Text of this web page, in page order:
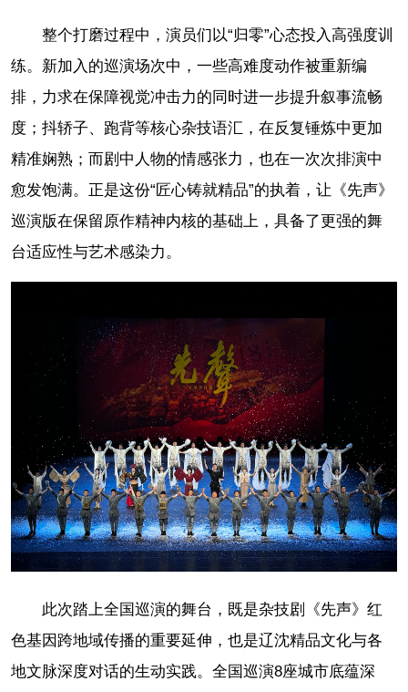
整个打磨过程中，演员们以“归零”心态投入高强度训
练。新加入的巡演场次中，一些高难度动作被重新编
排，力求在保障视觉冲击力的同时进一步提升叙事流畅
度；抖轿子、跑背等核心杂技语汇，在反复锤炼中更加
精准娴熟；而剧中人物的情感张力，也在一次次排演中
愈发饱满。正是这份“匠心铸就精品”的执着，让《先声》
巡演版在保留原作精神内核的基础上，具备了更强的舞
台适应性与艺术感染力。
此次踏上全国巡演的舞台，既是杂技剧《先声》红
色基因跨地域传播的重要延伸，也是辽沈精品文化与各
地文脉深度对话的生动实践。全国巡演8座城市底蕴深